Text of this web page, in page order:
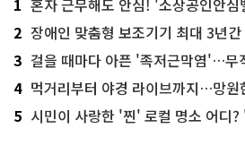
1 혼자 근무해도 안심! '소상공인안
2 장애인 맞춤형 보조기기 최대 3년간 무
3 걸을 때마다 아픈 '족저근막염'…무작정
4 먹거리부터 야경 라이브까지…망원
5 시민이 사랑한 '찐' 로컬 명소 어디? '